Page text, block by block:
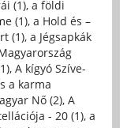
(1), a földi
(1), a Hold és –
(1), a Jégsapkák
, A kígyó Szíve-
a karma
Nő (2), A
- 20 (1), a